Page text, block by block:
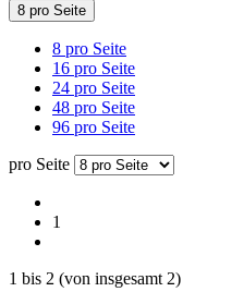
8 pro Seite
8 pro Seite
16 pro Seite
24 pro Seite
48 pro Seite
96 pro Seite
pro Seite
1
1 bis 2 (von insgesamt 2)